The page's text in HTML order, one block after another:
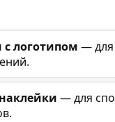
логотипом — для
— для